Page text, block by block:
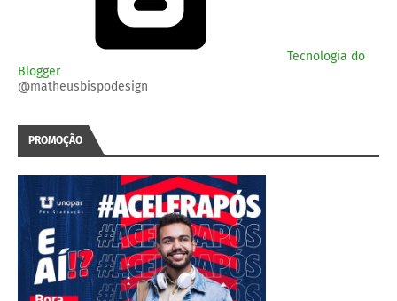
Tecnologia do
Blogger
@matheusbispodesign
PROMOÇÃO